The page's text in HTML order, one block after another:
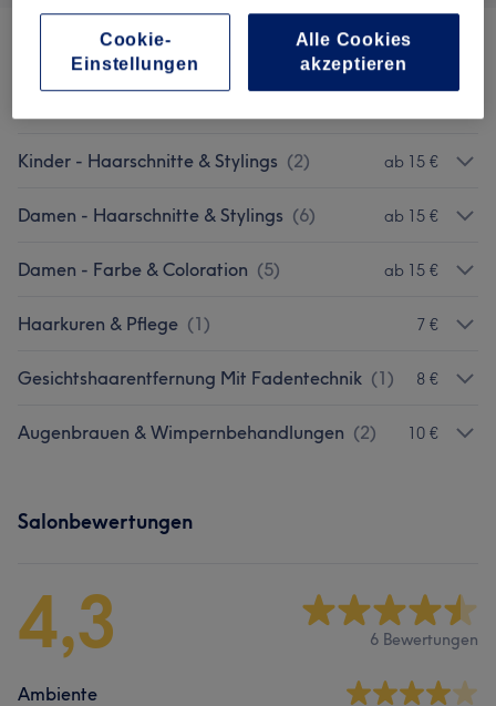
Herren - Haarschnitte & Stylings (4) ab 8 €
Kinder - Haarschnitte & Stylings (2) ab 15 €
Damen - Haarschnitte & Stylings (6) ab 15 €
Damen - Farbe & Coloration (5) ab 15 €
Haarkuren & Pflege (1) 7 €
Gesichtshaarentfernung Mit Fadentechnik (1) 8 €
Augenbrauen & Wimpernbehandlungen (2) 10 €
Salonbewertungen
4,3 6 Bewertungen
Ambiente
Cookie-
Einstellungen
Alle Cookies
akzeptieren